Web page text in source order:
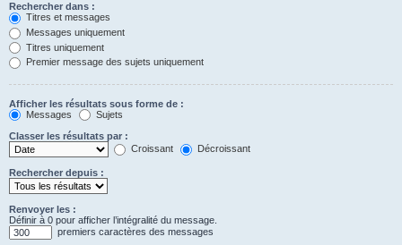
Rechercher dans :
Titres et messages
Messages uniquement
Titres uniquement
Premier message des sujets uniquement
Afficher les résultats sous forme de :
Messages
Sujets
Classer les résultats par :
Croissant
Décroissant
Rechercher depuis :
Renvoyer les :
Définir à 0 pour afficher l’intégralité du message.
premiers caractères des messages